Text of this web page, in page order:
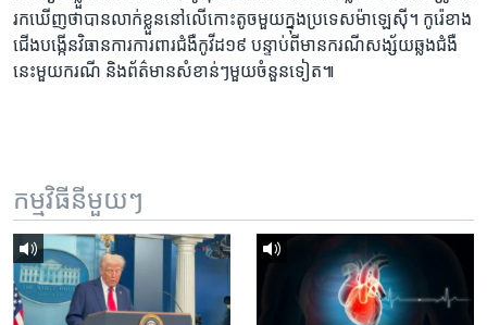
រក​ឃើញ​ថា​បាន​លាក់ខ្លួន​នៅ​លើ​កោះ​តូច​មួយ​ក្នុង​ប្រទេស​ម៉ាឡេស៊ី។ កូរ៉េខាង
ជើង​បង្កើន​វិធានការ​ការពារ​ជំងឺ​កូវីដ១៩ បន្ទាប់ពី​មាន​ករណី​សង្ស័យ​ឆ្លង​ជំងឺ​
នេះ​មួយ​ករណី និង​ព័ត៌មាន​សំខាន់ៗ​មួយ​ចំនួន​ទៀត៕
កម្មវិធី​នីមួយៗ